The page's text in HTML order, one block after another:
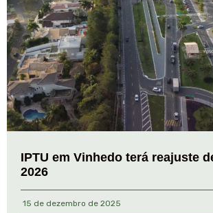
IPTU em Vinhedo terá reajuste
2026
15 de dezembro de 2025